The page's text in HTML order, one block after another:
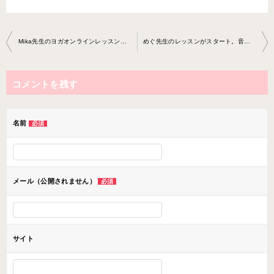
投
稿
ナ
ビ
ョ
ン
Mika先生のヨガオンラインレッスンがスタート！ めぐ先生のレッスンがスタート。音楽〜動画編集まで多彩なレッスンです。
コメントを残す
名前 必須
メール（公開されません） 必須
サイト